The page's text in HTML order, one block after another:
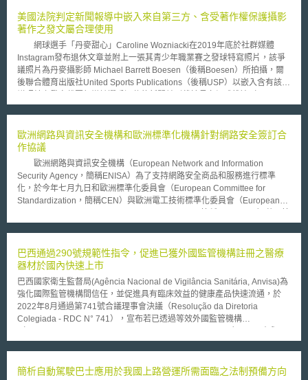
美國法院判定新聞報導中嵌入來自第三方、含受著作權保護攝影
著作之發文屬合理使用
網球選手「丹麥甜心」Caroline Wozniacki在2019年底於社群媒體
Instagram發布退休文章並附上一張其青少年職業賽之發球特寫照片，該爭
議照片為丹麥攝影師 Michael Barrett Boesen（後稱Boesen）所拍攝，爾
後聯合體育出版社United Sports Publications（後稱USP）以嵌入含有該爭
Island Tennis Magazine）之網站上，然而USP並未獲得Boesen之允許或
國紐約東區聯邦地區法院法官根據美國著作權法第107條（17 U.S.C. §
107）之合理使用原則：(1)使用的目的和性質、(2)受著作權保護作品的性
質、(3)實質使用原始作品的比例、以及(4)該著作權物的使用對市場的影響
等四項判斷要素，逐一檢視本爭議。 針對要素一，法官參酌相似前
案，認為USP之新聞並非單純使用Boesen的照片，而是嵌入該爭議照片之
發文截圖，且未針對該爭議照片內容描述該選手之青少年網球生涯，已賦予
既有著作新的或不同元素或有其他使用目的，而非替代既有著作之原始用
該爭議照片同時具資訊性與創造性元素，而該爭議照片除了在網球選手發文
訊性成份相對較高、其合理使用範圍較大；至於要素三，USP之新聞係嵌入
網球選手之退休發文，且保留選手頭像簡介、發文內容等社群媒體之所有標
記，並未直接對該爭議照片進行編輯，因此使用該攝影著作之比例相對低；
最後要素四，USP之報導非單獨呈現該爭議照片而係連同網球選手退休發文
一同展現，此外該爭議照片係經過裁切且解析度低，實質上難以取代原始攝
影著作之市場價值。綜上所述，法官最終於同年11月初作出判決，認定
USP嵌入具Boesen攝影著作發文之報導屬合理使用。
歐洲網路與資訊安全機構和歐洲標準化機構針對網路安全簽訂合
作協議
歐洲網路與資訊安全機構（European Network and Information
Security Agency，簡稱ENISA）為了支持網路安全商品和服務進行標準
化，於今年七月九日和歐洲標準化委員會（European Committee for
Standardization，簡稱CEN）與歐洲電工技術標準化委員會（European
署合作協議，來強化網路安全標準化的各項措施。 本合作協議的目
理和ENISA有所關連的不同訊息和通信技術（ICT）部門。本次簽署的合作
協議，可視為是近來ENISA制定新法規的額外延伸，其將給予ENISA針對支
持網路資訊安全（NIS）標準的發展，有更多積極的角色。本合作協議涉及
的範圍包含下列情況： ‧ENISA於識別技術委員會（identified
technical committees）作為觀察人，CEN與CENELEC的工作小組與講習
作為支持歐洲標準的準備 ‧CEN與CENELEC評估ENISA相關的研究
成果，並且將其轉化成標準化活動 ‧ENISA參與或適當地擔當依據
席 ‧散布和促進出版物、研究結果、會議或研討會之消息流通 ‧
持 ‧針對處理攸關NIS標準活動的科技和研究議題，舉辦各項局部工作
巴西通過290號規範性指令，促進已獲外國監管機構註冊之醫療
器材於國內快速上市
巴西國家衛生監督局(Agência Nacional de Vigilância Sanitária, Anvisa)為
強化國際監管機構間信任，並促進具有臨床效益的健康產品快速流通，於
2022年8月通過第741號合議理事會決議（Resolução da Diretoria
Colegiada - RDC N° 741），宣布若已透過等效外國監管機構
Anvisa一致之監管方式的外國監管機構–認定符合公認之品質、安全性和有
地申請上市註冊的過程中，獲得簡化審查的優惠措施。在此框架下，Anvisa
簡析自動駕駛巴士應用於我國上路營運所需面臨之法制預備方向